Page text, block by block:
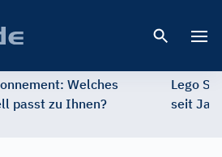
Welches
passt zu Ihnen?
Lego
seit